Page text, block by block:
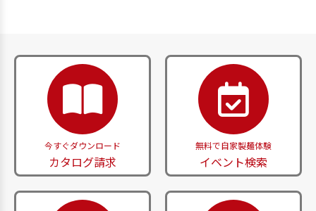
今すぐダウンロード
カタログ請求
無料で自家製麺体験
イベント検索